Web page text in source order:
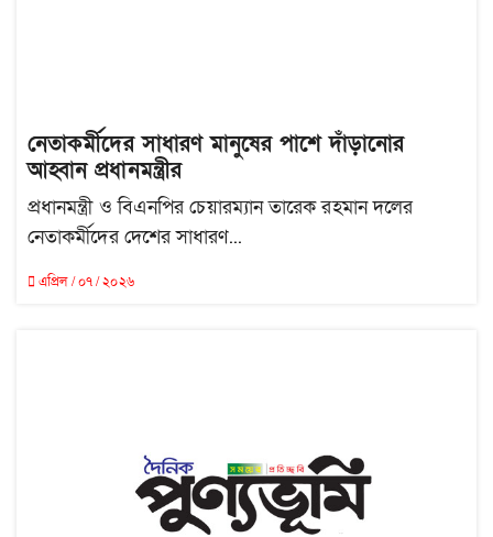
নেতাকর্মীদের সাধারণ মানুষের পাশে দাঁড়ানোর
আহ্বান প্রধানমন্ত্রীর
প্রধানমন্ত্রী ও বিএনপির চেয়ারম্যান তারেক রহমান দলের
নেতাকর্মীদের দেশের সাধারণ...
এপ্রিল / ০৭ / ২০২৬